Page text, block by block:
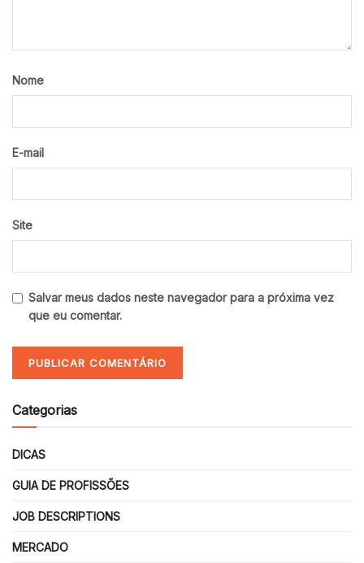
Nome
E-mail
Site
Salvar meus dados neste navegador para a próxima vez
que eu comentar.
Categorias
DICAS
GUIA DE PROFISSÕES
JOB DESCRIPTIONS
MERCADO